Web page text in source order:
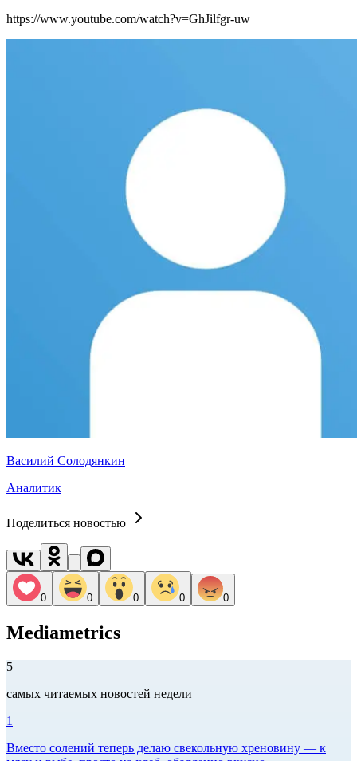
https://www.youtube.com/watch?v=GhJilfgr-uw
Василий Солодянкин
Аналитик
Поделиться новостью
0 0 0 0 0
Mediametrics
5
самых читаемых новостей недели
1
Вместо солений теперь делаю свекольную хреновину — к